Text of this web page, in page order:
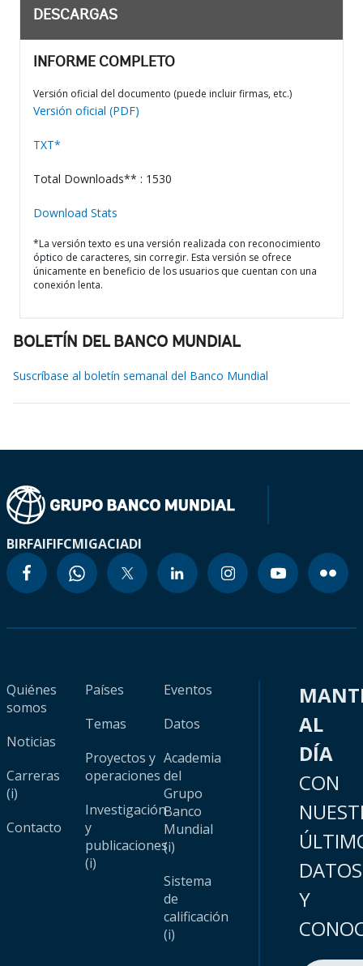
DESCARGAS
INFORME COMPLETO
Versión oficial del documento (puede incluir firmas, etc.)
Versión oficial (PDF)
TXT*
Total Downloads** : 1530
Download Stats
*La versión texto es una versión realizada con reconocimiento
óptico de caracteres, sin corregir. Esta versión se ofrece
únicamente en beneficio de los usuarios que cuentan con una
conexión lenta.
BOLETÍN DEL BANCO MUNDIAL
Suscríbase al boletín semanal del Banco Mundial
BIRFAIFIFCMIGACIADI
Quiénes
somos
Noticias
Carreras
(i)
Contacto
Países
Temas
Proyectos y
operaciones
Investigación
y
publicaciones
(i)
Eventos
Datos
Academia
del
Grupo
Banco
Mundial
(i)
Sistema
de
calificación
(i)
AL
DÍA
CON
DATOS
Y